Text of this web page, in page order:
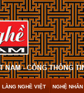
LÀNG NGHỀ VIỆT NGHỆ